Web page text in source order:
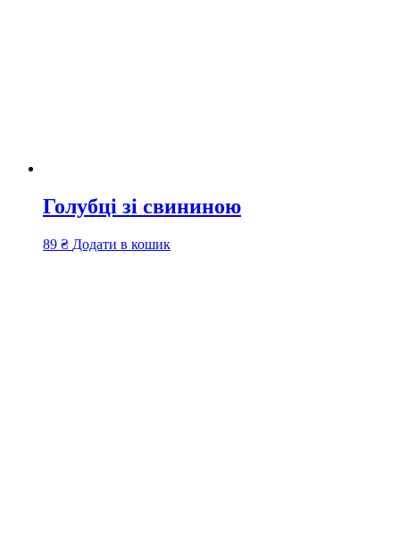
Голубці зі свининою
89 ₴ Додати в кошик